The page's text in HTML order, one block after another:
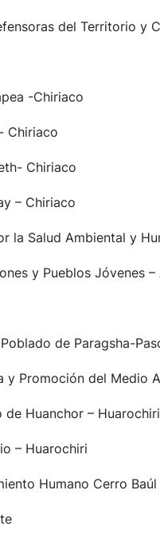
del Territorio y
-Chiriaco
Chiriaco
Chiriaco
– Chiriaco
la Salud Ambiental y
y Pueblos Jóvenes –
de Paragsha-
y Promoción del Medio
de Huanchor – Huarochiri
– Huarochiri
Humano Cerro